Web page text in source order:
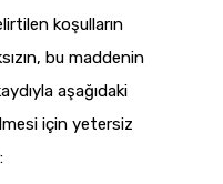
koşulların
bu maddenin
aşağıdaki
için yetersiz